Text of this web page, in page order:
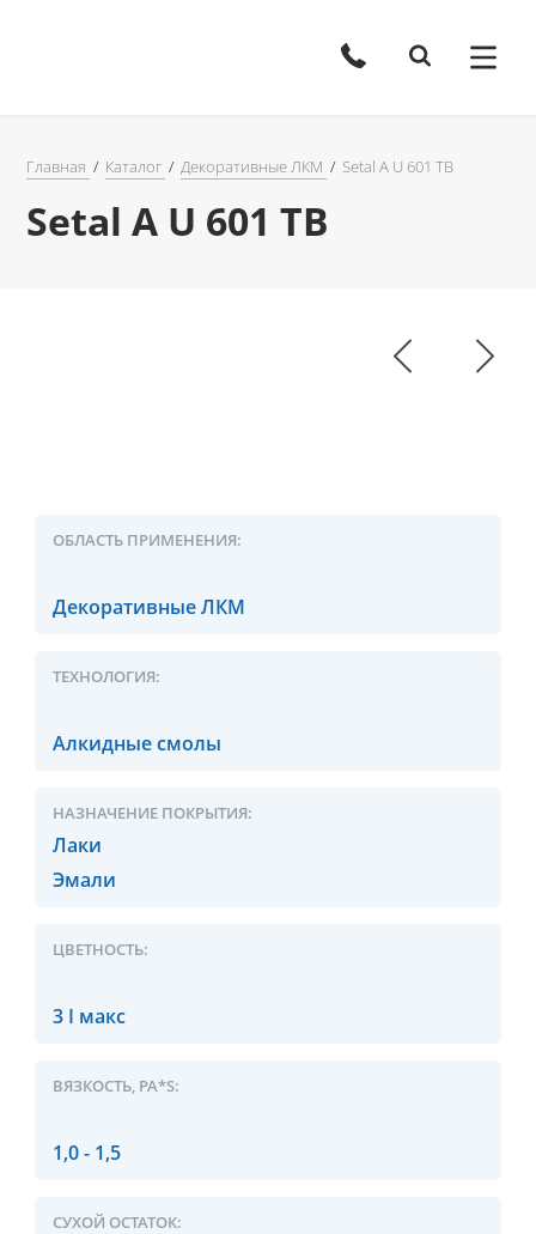
Главная Каталог Декоративные ЛКМ Setal A U 601 TB
Setal A U 601 TB
ОБЛАСТЬ ПРИМЕНЕНИЯ:
Декоративные ЛКМ
ТЕХНОЛОГИЯ:
Алкидные смолы
НАЗНАЧЕНИЕ ПОКРЫТИЯ:
Лаки
Эмали
ЦВЕТНОСТЬ:
3 I макс
ВЯЗКОСТЬ, PA*S:
1,0 - 1,5
СУХОЙ ОСТАТОК: